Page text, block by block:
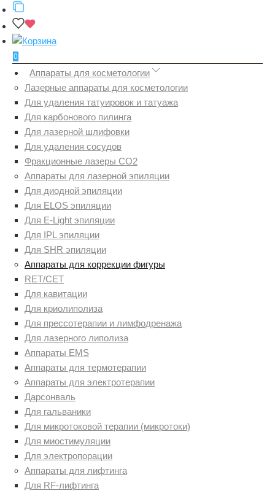
0
Аппараты для косметологии
Лазерные аппараты для косметологии
Для удаления татуировок и татуажа
Для карбонового пилинга
Для лазерной шлифовки
Для удаления сосудов
Фракционные лазеры СО2
Аппараты для лазерной эпиляции
Для диодной эпиляции
Для ELOS эпиляции
Для E-Light эпиляции
Для IPL эпиляции
Для SHR эпиляции
Аппараты для коррекции фигуры
RET/CET
Для кавитации
Для криолиполиза
Для прессотерапии и лимфодренажа
Для лазерного липолиза
Аппараты EMS
Аппараты для термотерапии
Аппараты для электротерапии
Дарсонваль
Для гальваники
Для микротоковой терапии (микротоки)
Для миостимуляции
Для электропорации
Аппараты для лифтинга
Для RF-лифтинга